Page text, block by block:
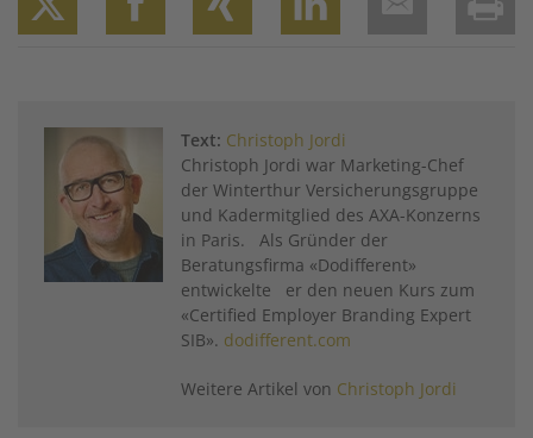
Text: Christoph Jordi
Christoph Jordi war Marketing-Chef
der Winterthur Versicherungsgruppe
und Kadermitglied des AXA-Konzerns
in Paris. Als Gründer der
Beratungsfirma «Dodifferent»
entwickelte er den neuen Kurs zum
«Certified Employer Branding Expert
SIB». dodifferent.com
Weitere Artikel von Christoph Jordi